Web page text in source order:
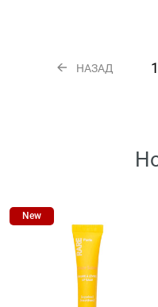
НАЗАД 1
New